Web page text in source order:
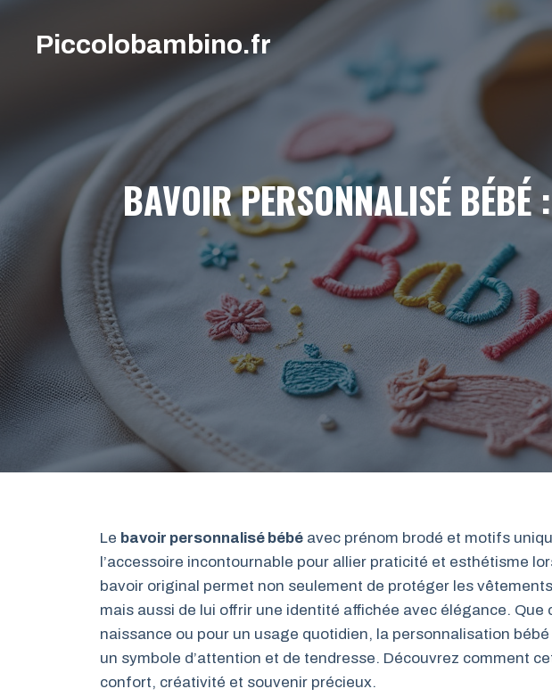
contenu
Piccolobambino.fr
BAVOIR PERSONNALISÉ
Le bavoir personnalisé bébé avec prénom brodé et motifs
l’accessoire incontournable pour allier praticité et esthétisme
bavoir original permet non seulement de protéger les
mais aussi de lui offrir une identité affichée avec élégance. Que
naissance ou pour un usage quotidien, la personnalisation
un symbole d’attention et de tendresse. Découvrez comment
confort, créativité et souvenir précieux.